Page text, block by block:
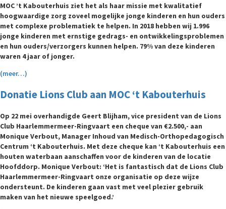
MOC ’t Kabouterhuis ziet het als haar missie met kwalitatief
hoogwaardige zorg zoveel mogelijke jonge kinderen en hun ouders
met complexe problematiek te helpen. In 2018 hebben wij 1.996
jonge kinderen met ernstige gedrags- en ontwikkelingsproblemen
en hun ouders/verzorgers kunnen helpen. 79% van deze kinderen
waren 4 jaar of jonger.
(meer…)
Donatie Lions Club aan MOC ‘t Kabouterhuis
Op 22 mei overhandigde Geert Blijham, vice president van de Lions
Club Haarlemmermeer-Ringvaart een cheque van €2.500,- aan
Monique Verbout, Manager Inhoud van Medisch-Orthopedagogisch
Centrum ‘t Kabouterhuis. Met deze cheque kan ‘t Kabouterhuis een
houten waterbaan aanschaffen voor de kinderen van de locatie
Hoofddorp. Monique Verbout: ‘Het is fantastisch dat de Lions Club
Haarlemmermeer-Ringvaart onze organisatie op deze wijze
ondersteunt. De kinderen gaan vast met veel plezier gebruik
maken van het nieuwe speelgoed.’